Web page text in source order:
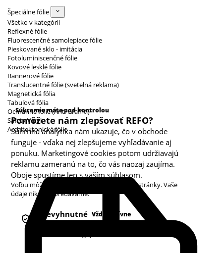
Špeciálne fólie
Všetko v kategórii
Reflexné fólie
Fluorescenčné samolepiace fólie
Pieskované sklo - imitácia
Fotoluminiscenčné fólie
Kovové lesklé fólie
Bannerové fólie
Translucentné fólie (svetelná reklama)
Magnetická fólia
Tabuľová fólia
Ochranné fólie (Anti Graffiti)
Safety Vinyl
Architektonické fólie
Súkromie máte pod kontrolou
Pomôžete nám zlepšovať REFO?
Súhrnná analytika nám ukazuje, čo v obchode
funguje - vďaka nej zlepšujeme vyhľadávanie aj
ponuku. Marketingové cookies potom udržiavajú
reklamu zameranú na to, čo vás naozaj zaujíma.
Oboje spustíme len s vaším súhlasom.
Voľbu môžete kedykoľvek zmeniť v pätičke stránky. Vaše
údaje nikdy nepredávame.
Kategórie cookies
Nevyhnutné Vždy aktívne